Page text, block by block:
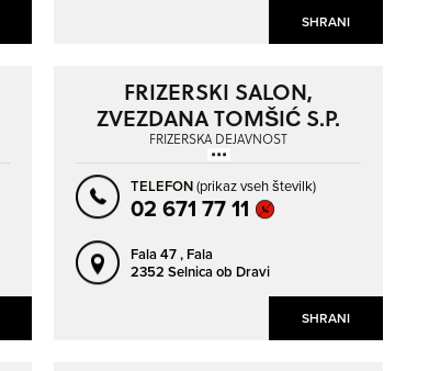
SHRANI
SHRANI
FRIZERSKI SALON,
ZVEZDANA TOMŠIĆ S.P.
FRIZERSKA DEJAVNOST
TELEFON(prikaz vseh številk)
02 671 77 11
Fala 47 , Fala
2352 Selnica ob Dravi